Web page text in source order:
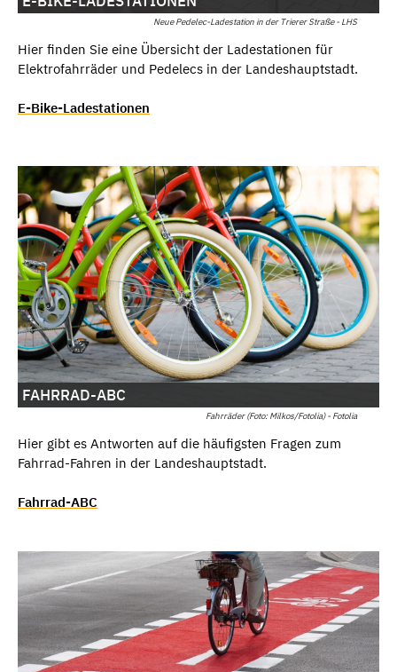
Neue Pedelec-Ladestation in der Trierer Straße - LHS
Hier finden Sie eine Übersicht der Ladestationen für
Elektrofahrräder und Pedelecs in der Landeshauptstadt.
E-Bike-Ladestationen
Fahrräder (Foto: Milkos/Fotolia) - Fotolia
FAHRRAD-ABC
Hier gibt es Antworten auf die häufigsten Fragen zum
Fahrrad-Fahren in der Landeshauptstadt.
Fahrrad-ABC